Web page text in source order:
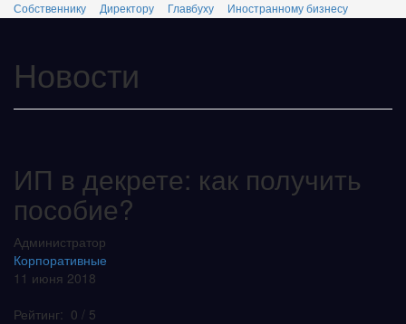
Собственнику Директору Главбуху Иностранному бизнесу
Новости
ИП в декрете: как получить
пособие?
Администратор
Корпоративные
11 июня 2018
Рейтинг: 0 / 5